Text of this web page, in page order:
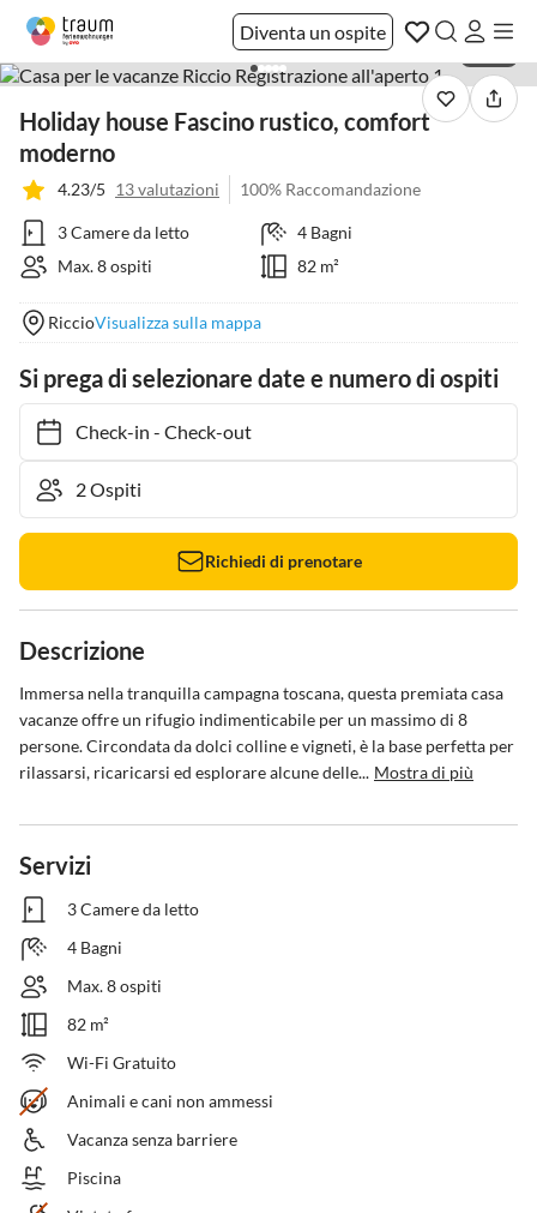
Diventa un ospite
Holiday house Fascino rustico, comfort
moderno
4.23/5 13 valutazioni 100% Raccomandazione
3 Camere da letto
4 Bagni
Max. 8 ospiti
82 m²
RiccioVisualizza sulla mappa
Si prega di selezionare date e numero di ospiti
Check-in- Check-out
Richiedi di prenotare
Descrizione
Immersa nella tranquilla campagna toscana, questa premiata casa
vacanze offre un rifugio indimenticabile per un massimo di 8
persone. Circondata da dolci colline e vigneti, è la base perfetta per
rilassarsi, ricaricarsi ed esplorare alcune delle... Mostra di più
Servizi
3 Camere da letto
4 Bagni
Max. 8 ospiti
82 m²
Wi-Fi Gratuito
Animali e cani non ammessi
Vacanza senza barriere
Piscina